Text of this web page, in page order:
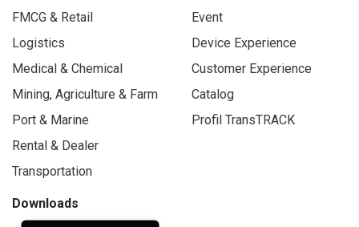
FMCG & Retail
Logistics
Medical & Chemical
Mining, Agriculture & Farm
Port & Marine
Rental & Dealer
Transportation
Event
Device Experience
Customer Experience
Catalog
Profil TransTRACK
Downloads